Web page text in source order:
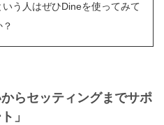
う人はぜひDineを使ってみて
らセッティングまでサポ
」